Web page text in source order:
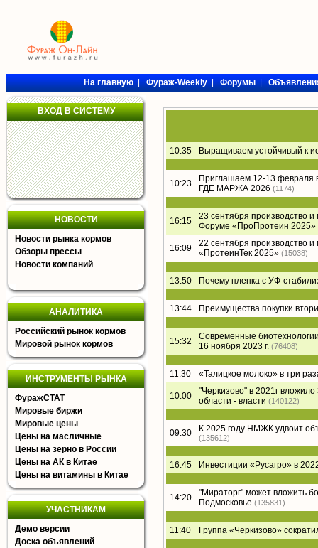
На главную|Фураж-Weekly|Форумы|
ВХОД В СИСТЕМУ
НОВОСТИ
Новости рынка кормов
Обзоры прессы
Новости компаний
АНАЛИТИКА
Российский рынок кормов
Мировой рынок кормов
ИНСТРУМЕНТЫ РЫНКА
ФуражСТАТ
Мировые биржи
Мировые цены
Цены на масличные
Цены на зерно в России
Цены на АК в Китае
Цены на витамины в Китае
УЧАСТНИКАМ
Демо версии
Доска объявлений
10:35 Выращиваем устойчивый к
10:23
Приглашаем 12-13 февраля
ГДЕ МАРЖА 2026 (1174)
16:15
23 сентября производство
Форуме «ПроПротеин 2025»
16:09
22 сентября производство
«ПротеинТек 2025» (15038)
13:50 Почему пленка с УФ-
13:44 Преимущества покупки
15:32
Современные
16 ноября 2023 г. (76408)
11:30 «Талицкое молоко» в три
10:00
"Черкизово" в 2021г
области - власти (140122)
09:30 К 2025 году НМЖК удвоит
(135612)
16:45 Инвестиции «Русагро» в
14:20
"Мираторг" может вложить
Подмосковье (135831)
11:40 Группа «Черкизово»